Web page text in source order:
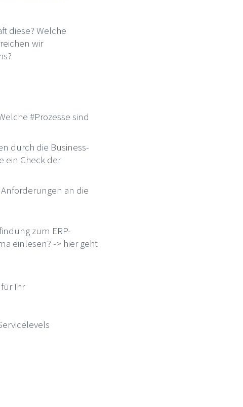
diese? Welche
wir
#Prozesse sind
durch die Business-
ein Check der
an die
zum ERP-
einlesen? -> hier geht
Ihr